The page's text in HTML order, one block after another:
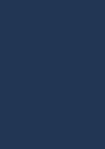
s'ouvrira